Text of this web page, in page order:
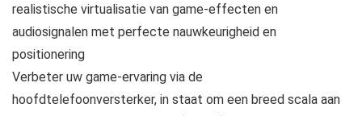
realistische virtualisatie van game-effecten en
audiosignalen met perfecte nauwkeurigheid en
positionering
Verbeter uw game-ervaring via de
hoofdtelefoonversterker, in staat om een breed scala aan